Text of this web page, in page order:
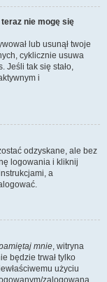
nie mogę się
lub usunął twoje
cyklicznie usuwa
Jeśli tak się stało,
i
odzyskane, ale bez
logowania i kliknij
a
mnie, witryna
będzie trwał tylko
użyciu
zalogowaną,